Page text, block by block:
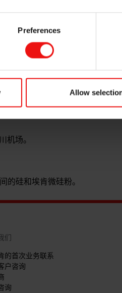
Preferences
Allow
公吨。
机场。
的硅和埃肯微硅粉。
们
的首次业务联系
户咨询
询